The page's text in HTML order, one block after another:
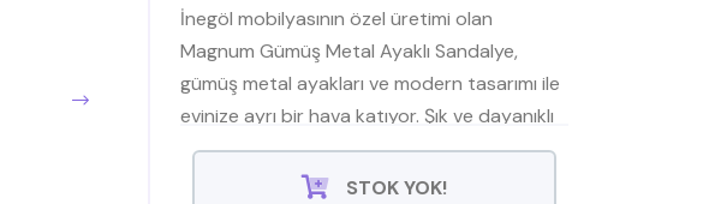
İnegöl mobilyasının özel üretimi olan
Magnum Gümüş Metal Ayaklı Sandalye,
gümüş metal ayakları ve modern tasarımı ile
evinize ayrı bir hava katıyor. Şık ve dayanıklı
yapısıyla her mekana uyum sağlayan bu
sandalye, Mobilyamevime'de satışta!
STOK YOK!